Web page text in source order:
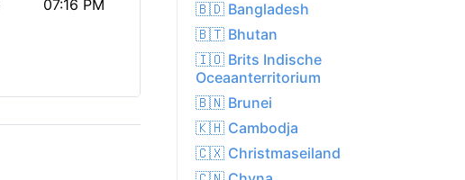
07:16 PM
🇧🇩 Bangladesh
🇧🇹 Bhutan
🇮🇴 Brits Indische
Oceaanterritorium
🇧🇳 Brunei
🇰🇭 Cambodja
🇨🇽 Christmaseiland